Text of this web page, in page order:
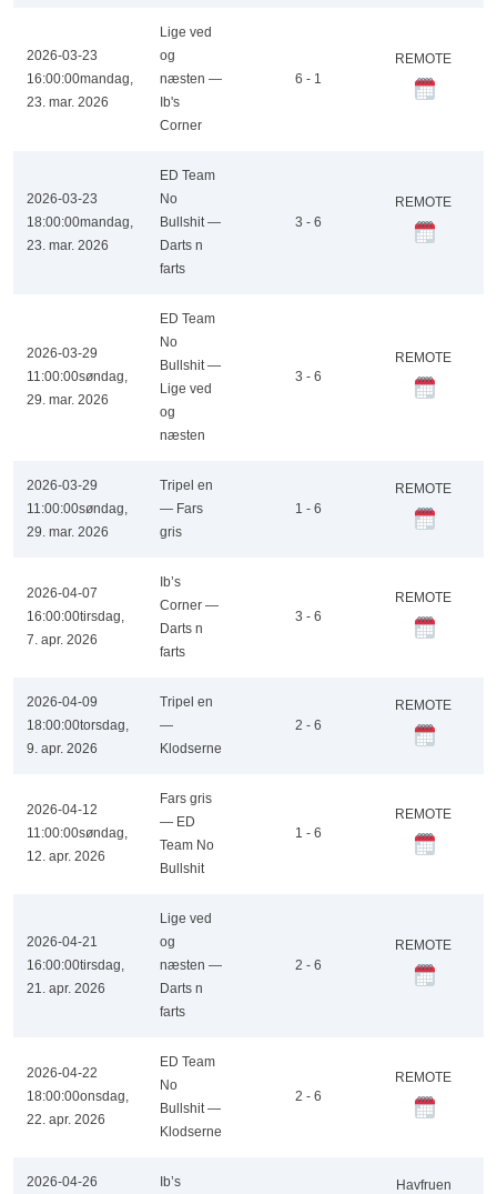
2026-03-23
16:00:00mandag,
23. mar. 2026
Lige ved
og
næsten —
Ib's
Corner
6 - 1
REMOTE
2026-03-23
18:00:00mandag,
23. mar. 2026
ED Team
No
Bullshit —
Darts n
farts
3 - 6
REMOTE
2026-03-29
11:00:00søndag,
29. mar. 2026
ED Team
No
Bullshit —
Lige ved
og
næsten
3 - 6
REMOTE
2026-03-29
11:00:00søndag,
29. mar. 2026
Tripel en
— Fars
gris
1 - 6
REMOTE
2026-04-07
16:00:00tirsdag,
7. apr. 2026
Ib’s
Corner —
Darts n
farts
3 - 6
REMOTE
2026-04-09
18:00:00torsdag,
9. apr. 2026
Tripel en
—
Klodserne
2 - 6
REMOTE
2026-04-12
11:00:00søndag,
12. apr. 2026
Fars gris
— ED
Team No
Bullshit
1 - 6
REMOTE
2026-04-21
16:00:00tirsdag,
21. apr. 2026
Lige ved
og
næsten —
Darts n
farts
2 - 6
REMOTE
2026-04-22
18:00:00onsdag,
22. apr. 2026
ED Team
No
Bullshit —
Klodserne
2 - 6
REMOTE
2026-04-26 Ib’s Havfruen